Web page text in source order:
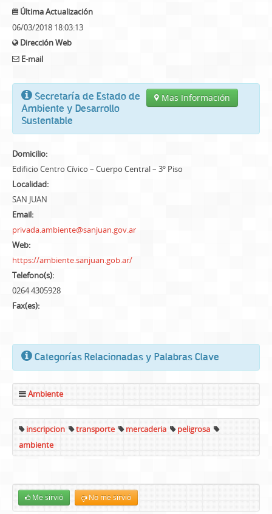
Última Actualización
06/03/2018 18:03:13
Dirección Web
E-mail
Mas Información
Secretaría de Estado de
Ambiente y Desarrollo
Sustentable
Domicilio:
Edificio Centro Cívico – Cuerpo Central – 3º Piso
Localidad:
SAN JUAN
Email:
privada.ambiente@sanjuan.gov.ar
Web:
https://ambiente.sanjuan.gob.ar/
Telefono(s):
0264 4305928
Fax(es):
Categorías Relacionadas y Palabras Clave
Ambiente
inscripcion transporte mercaderia
peligrosa
ambiente
Me sirvió No me sirvió